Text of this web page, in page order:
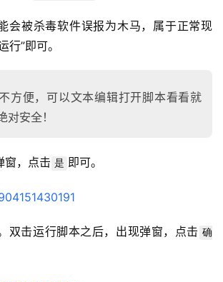
会被杀毒软件误报为木马，属于正常现
行”即可。
方便，可以文本编辑打开脚本看看就
对安全！
窗，点击 是 即可。
双击运行脚本之后，出现弹窗，点击 确